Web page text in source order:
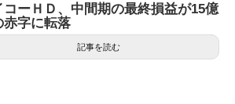
コーＨＤ、中間期の最終損益が15億
赤字に転落
記事を読む